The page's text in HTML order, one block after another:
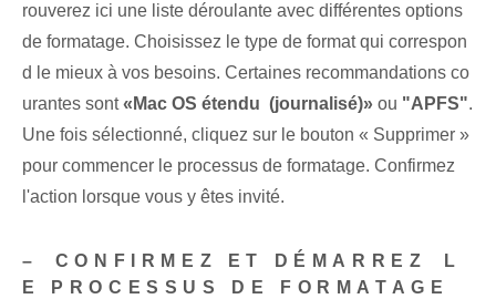
rouverez ici une liste déroulante avec différentes options
de formatage. Choisissez le type de format qui correspon
d le mieux à vos besoins. Certaines recommandations co
urantes sont‍«Mac OS​ étendu ⁣ (journalisé)» ou⁤ "APFS".
Une fois sélectionné, cliquez sur le bouton « Supprimer »
pour commencer le processus de formatage. Confirmez
l'action lorsque vous y êtes invité.
– ⁤CONFIRMEZ ET DÉMARREZ⁤ L
E PROCESSUS DE FORMATAGE